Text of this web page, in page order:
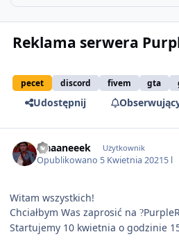
Reklama serwera
pecet discord fivem gta
Udostępnij
alaaaneeek Użytkownik
Opublikowano 5 Kwietnia 20215 l
Witam wszystkich!
Chciałbym Was zaprosić na ?
Startujemy 10 kwietnia o godzinie